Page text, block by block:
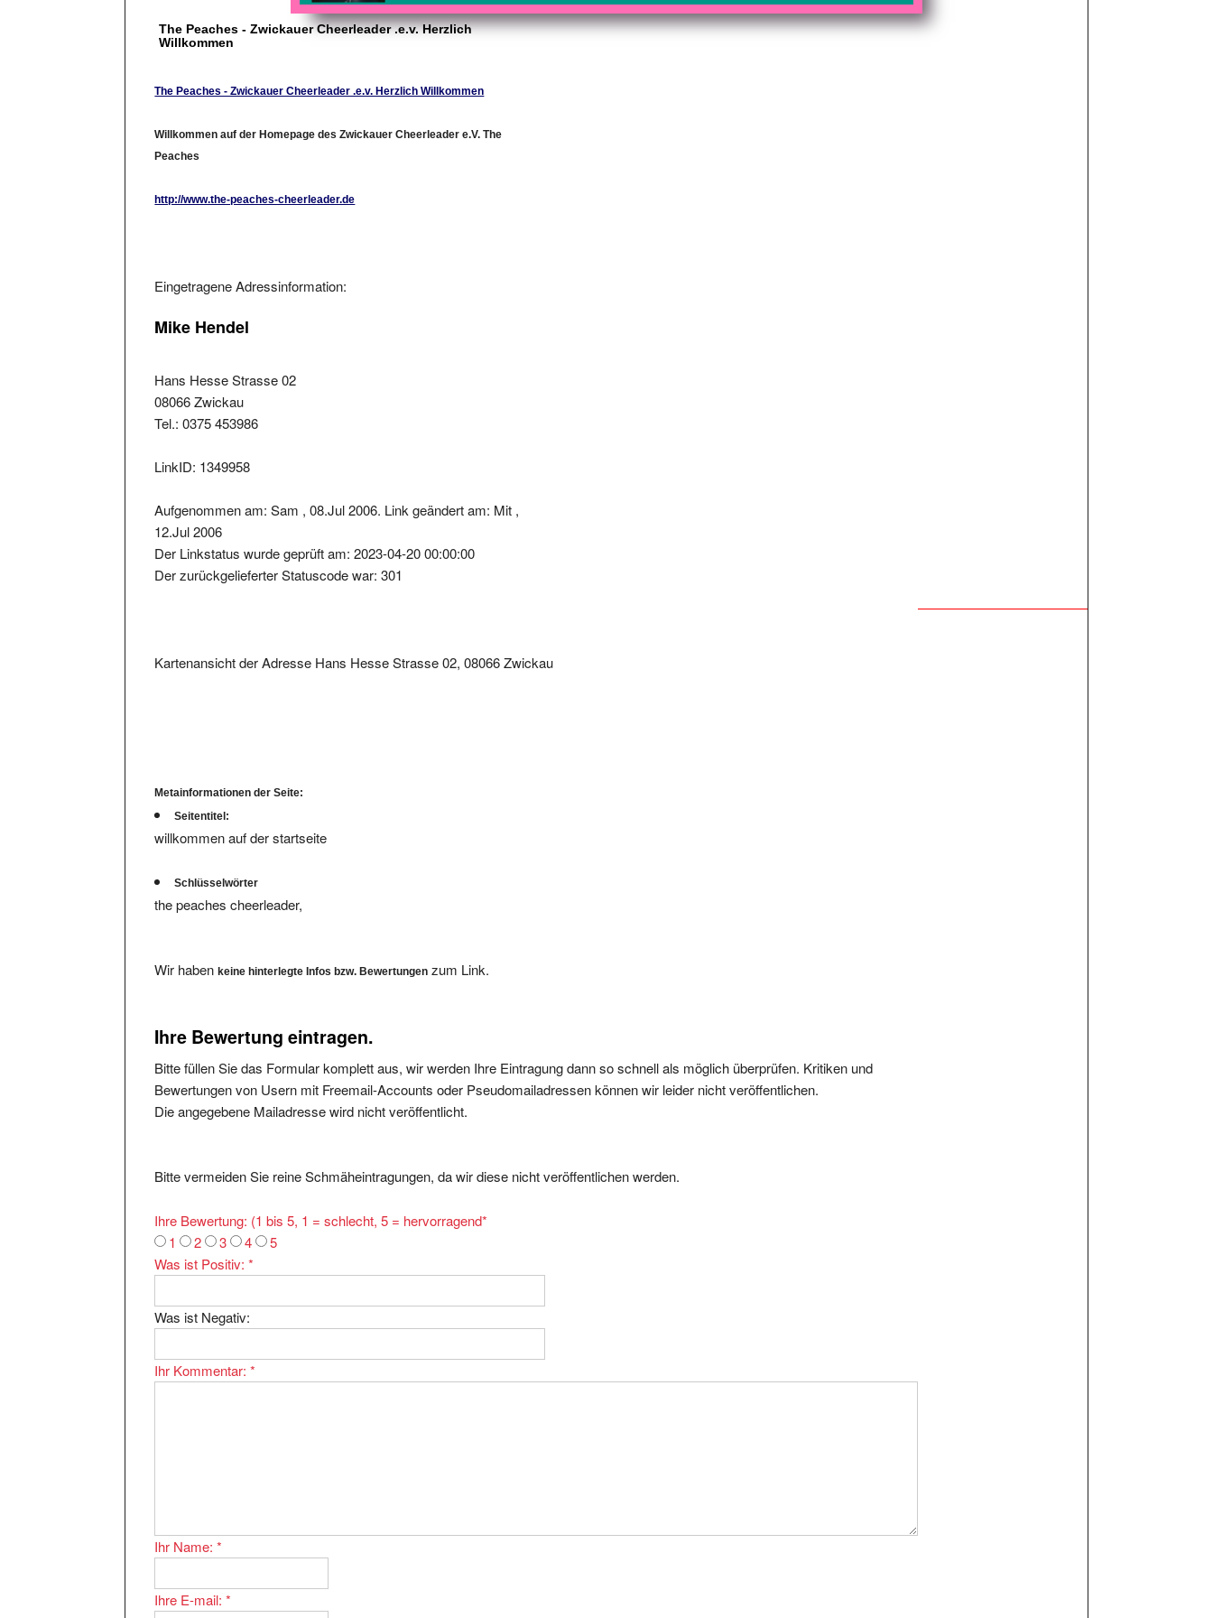
The Peaches - Zwickauer Cheerleader .e.v. Herzlich
Willkommen
The Peaches - Zwickauer Cheerleader .e.v. Herzlich Willkommen
Willkommen auf der Homepage des Zwickauer Cheerleader e.V. The
Peaches
http://www.the-peaches-cheerleader.de
Eingetragene Adressinformation:
Mike Hendel
Hans Hesse Strasse 02
08066 Zwickau
Tel.: 0375 453986
LinkID: 1349958
Aufgenommen am: Sam , 08.Jul 2006. Link geändert am: Mit ,
12.Jul 2006
Der Linkstatus wurde geprüft am: 2023-04-20 00:00:00
Der zurückgelieferter Statuscode war: 301
Kartenansicht der Adresse Hans Hesse Strasse 02, 08066 Zwickau
Metainformationen der Seite:
Seitentitel:
willkommen auf der startseite
Schlüsselwörter
the peaches cheerleader,
Wir habenkeine hinterlegte Infos bzw. Bewertungen zum Link.
Ihre Bewertung eintragen.
Bitte füllen Sie das Formular komplett aus, wir werden Ihre Eintragung dann so schnell als möglich überprüfen. Kritiken und
Bewertungen von Usern mit Freemail-Accounts oder Pseudomailadressen können wir leider nicht veröffentlichen.
Die angegebene Mailadresse wird nicht veröffentlicht.
Bitte vermeiden Sie reine Schmäheintragungen, da wir diese nicht veröffentlichen werden.
Ihre Bewertung: (1 bis 5, 1 = schlecht, 5 = hervorragend*
1
2 3 4
5
Was ist Positiv:*
Was ist Negativ:
Ihr Kommentar:*
Ihr Name:*
Ihre E-mail:*